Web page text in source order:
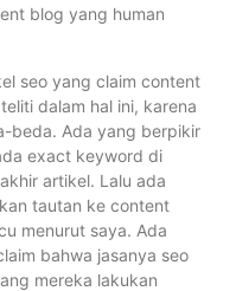
blog yang human
seo yang claim content
dalam hal ini, karena
beda. Ada yang berpikir
exact keyword di
artikel. Lalu ada
tautan ke content
menurut saya. Ada
bahwa jasanya seo
mereka lakukan